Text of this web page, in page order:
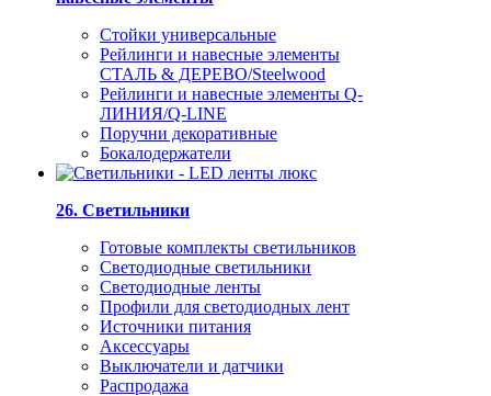
Стойки универсальные
Рейлинги и навесные элементы
СТАЛЬ & ДЕРЕВО/Steelwood
Рейлинги и навесные элементы Q-
ЛИНИЯ/Q-LINE
Поручни декоративные
Бокалодержатели
26. Светильники
Готовые комплекты светильников
Светодиодные светильники
Светодиодные ленты
Профили для светодиодных лент
Источники питания
Аксессуары
Выключатели и датчики
Распродажа